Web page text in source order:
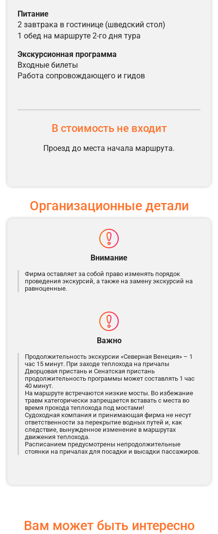
питание
2 завтрака в гостинице (шведский стол)
1 обед на маршруте 2-го дня тура
экскурсионная программа
входные билеты
работа сопровождающего и гидов
В стоимость не входит
Проезд до места начала маршрута.
Организационные детали
Внимание
Фирма оставляет за собой право изменять порядок
проведения экскурсий, а также на замену экскурсий на
равноценные.
Важно
Продолжительность экскурсии «Северная Венеция» – 1
час 15 минут. При заходе теплохода на причалы
Дворцовая пристань и Сенатская пристань
продолжительность программы может составлять 1 час
40 минут.
На маршруте встречаются низкие мосты. Во избежание
травм категорически запрещается вставать с места во
время прохода теплохода под мостами!
Судоходная компания и принимающая фирма не несут
ответственности за перекрытие водных путей и, как
следствие, вынужденное изменение в маршрутах
движения теплохода.
Расписанием предусмотрены непродолжительные
стоянки на причалах для посадки и высадки пассажиров.
Вам может быть интересно